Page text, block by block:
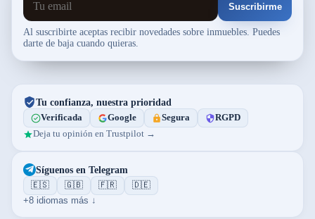
Suscribirme
Al suscribirte aceptas recibir novedades sobre inmuebles. Puedes
darte de baja cuando quieras.
Tu confianza, nuestra prioridad
Verificada Google Segura
RGPD
Deja tu opinión en Trustpilot →
Síguenos en Telegram
🇪🇸 🇬🇧 🇫🇷 🇩🇪
+8 idiomas más ↓